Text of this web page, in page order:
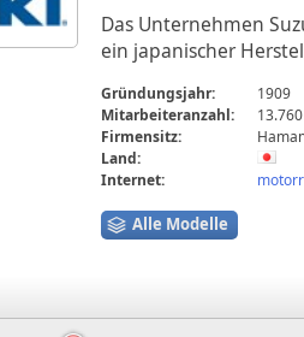
Das Unternehmen
ein japanischer
Gründungsjahr:
1909
Mitarbeiteranzahl:
13.760
Firmensitz:
Land:
Internet:
Alle Modelle